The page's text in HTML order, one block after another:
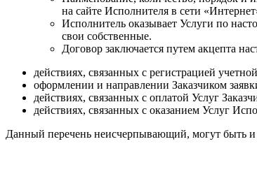
на сайте Исполнителя в сети
Исполнитель оказывает Услуги по
свои собственные.
Договор заключается путем акцепта
действиях, связанных с регистрацией
оформлении и направлении Заказчиком
действиях, связанных с оплатой Услуг
действиях, связанных с оказанием Услуг
Данный перечень неисчерпывающий, могут быть и